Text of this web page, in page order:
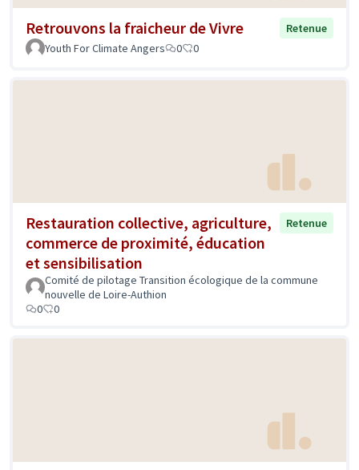
Retrouvons la fraicheur de Vivre
Retenue
Youth For Climate Angers
0 0
Restauration collective, agriculture,
commerce de proximité, éducation
et sensibilisation
Retenue
Comité de pilotage Transition écologique de la commune
nouvelle de Loire-Authion
0
0